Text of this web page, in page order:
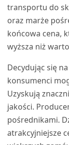
transportu do
oraz marże
końcowa cena,
wyższa niż
Decydując się
konsumenci
Uzyskują
jakości.
pośrednikami.
atrakcyjniejsze